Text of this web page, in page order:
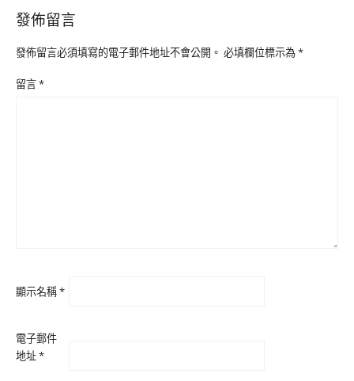
發佈留言
發佈留言必須填寫的電子郵件地址不會公開。 必填欄位標示為*
留言*
顯示名稱*
電子郵件
地址*